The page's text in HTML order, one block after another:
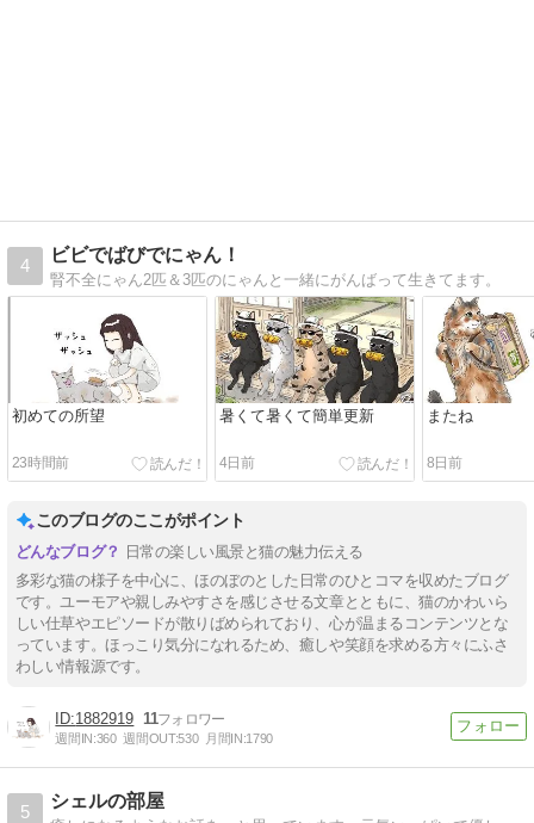
4
ビビでばびでにゃん！
腎不全にゃん2匹＆3匹のにゃんと一緒にがんばって生きてます。
初めての所望
23時間前
暑くて暑くて簡単更新
4日前
またね
8日前
このブログのここがポイント
日常の楽しい風景と猫の魅力伝える
多彩な猫の様子を中心に、ほのぼのとした日常のひとコマを収めたブログ
です。ユーモアや親しみやすさを感じさせる文章とともに、猫のかわいら
しい仕草やエピソードが散りばめられており、心が温まるコンテンツとな
っています。ほっこり気分になれるため、癒しや笑顔を求める方々にふさ
わしい情報源です。
1882919 11
週間IN:360 週間OUT:530 月間IN:1790
5
シェルの部屋